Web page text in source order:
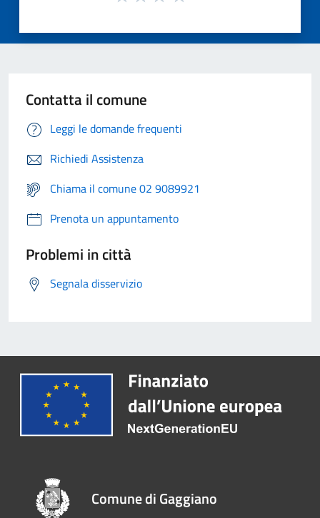
Contatta il comune
Leggi le domande frequenti
Richiedi Assistenza
Chiama il comune 02 9089921
Prenota un appuntamento
Problemi in città
Segnala disservizio
Comune di Gaggiano